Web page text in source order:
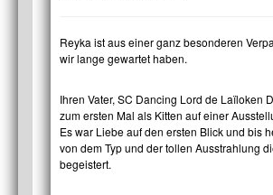
Reyka ist aus einer ganz besonderen
wir lange gewartet haben.
Ihren Vater, SC Dancing Lord de Laïloken
zum ersten Mal als Kitten auf einer
Es war Liebe auf den ersten Blick und bis
von dem Typ und der tollen Ausstrahlung
begeistert.